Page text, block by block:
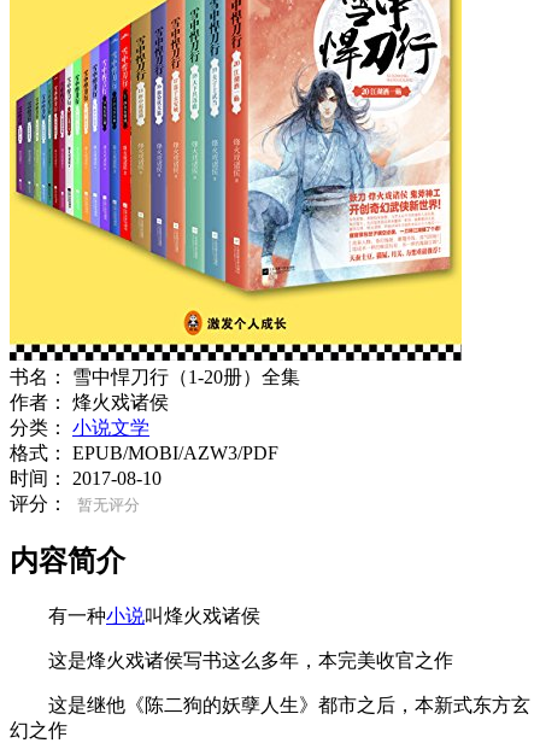
书名：
雪中悍刀行（1-20册）全集
作者：
烽火戏诸侯
分类：
小说文学
格式：
EPUB/MOBI/AZW3/PDF
时间：
2017-08-10
评分：
暂无评分
内容简介
有一种小说叫烽火戏诸侯
这是烽火戏诸侯写书这么多年，本完美收官之作
这是继他《陈二狗的妖孽人生》都市之后，本新式东方玄
幻之作